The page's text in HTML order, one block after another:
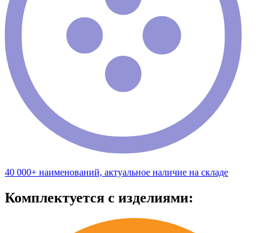
40 000+ наименований, актуальное наличие на складе
Комплектуется с изделиями: